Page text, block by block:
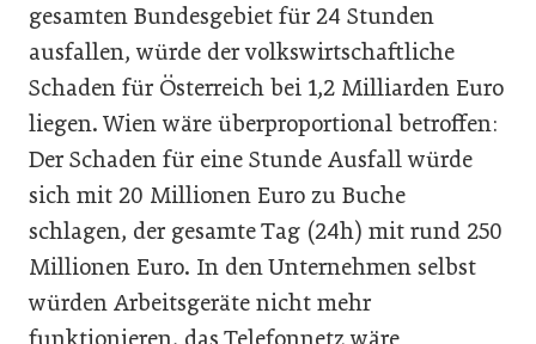
gesamten Bundesgebiet für 24 Stunden
ausfallen, würde der volkswirtschaftliche
Schaden für Österreich bei 1,2 Milliarden Euro
liegen. Wien wäre überproportional betroffen:
Der Schaden für eine Stunde Ausfall würde
sich mit 20 Millionen Euro zu Buche
schlagen, der gesamte Tag (24h) mit rund 250
Millionen Euro. In den Unternehmen selbst
würden Arbeitsgeräte nicht mehr
funktionieren, das Telefonnetz wäre